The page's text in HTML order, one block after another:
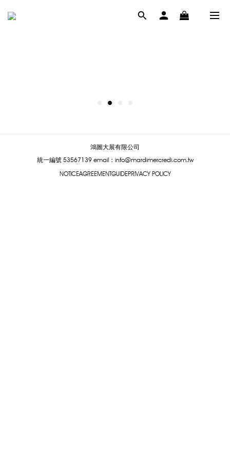
鴻圖大展有限公司
統一編號 53567139 email：info@mardimercredi.com.tw
NOTICEAGREEMENTGUIDEPRIVACY POLICY